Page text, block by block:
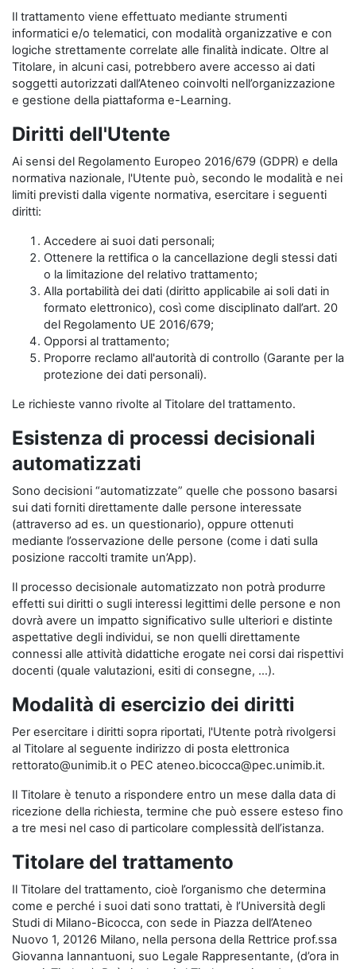
Il trattamento viene effettuato mediante strumenti
informatici e/o telematici, con modalità organizzative e con
logiche strettamente correlate alle finalità indicate. Oltre al
Titolare, in alcuni casi, potrebbero avere accesso ai dati
soggetti autorizzati dall’Ateneo coinvolti nell’organizzazione
e gestione della piattaforma e-Learning.
Diritti dell'Utente
Ai sensi del Regolamento Europeo 2016/679 (GDPR) e della
normativa nazionale, l'Utente può, secondo le modalità e nei
limiti previsti dalla vigente normativa, esercitare i seguenti
diritti:
Accedere ai suoi dati personali;
Ottenere la rettifica o la cancellazione degli stessi dati
o la limitazione del relativo trattamento;
Alla portabilità dei dati (diritto applicabile ai soli dati in
formato elettronico), così come disciplinato dall’art. 20
del Regolamento UE 2016/679;
Opporsi al trattamento;
Proporre reclamo all'autorità di controllo (Garante per la
protezione dei dati personali).
Le richieste vanno rivolte al Titolare del trattamento.
Esistenza di processi decisionali
automatizzati
Sono decisioni “automatizzate” quelle che possono basarsi
sui dati forniti direttamente dalle persone interessate
(attraverso ad es. un questionario), oppure ottenuti
mediante l’osservazione delle persone (come i dati sulla
posizione raccolti tramite un’App).
Il processo decisionale automatizzato non potrà produrre
effetti sui diritti o sugli interessi legittimi delle persone e non
dovrà avere un impatto significativo sulle ulteriori e distinte
aspettative degli individui, se non quelli direttamente
connessi alle attività didattiche erogate nei corsi dai rispettivi
docenti (quale valutazioni, esiti di consegne, …).
Modalità di esercizio dei diritti
Per esercitare i diritti sopra riportati, l'Utente potrà rivolgersi
al Titolare al seguente indirizzo di posta elettronica
rettorato@unimib.it o PEC ateneo.bicocca@pec.unimib.it.
Il Titolare è tenuto a rispondere entro un mese dalla data di
ricezione della richiesta, termine che può essere esteso fino
a tre mesi nel caso di particolare complessità dell’istanza.
Titolare del trattamento
Il Titolare del trattamento, cioè l’organismo che determina
come e perché i suoi dati sono trattati, è l’Università degli
Studi di Milano-Bicocca, con sede in Piazza dell’Ateneo
Nuovo 1, 20126 Milano, nella persona della Rettrice prof.ssa
Giovanna Iannantuoni, suo Legale Rappresentante, (d’ora in